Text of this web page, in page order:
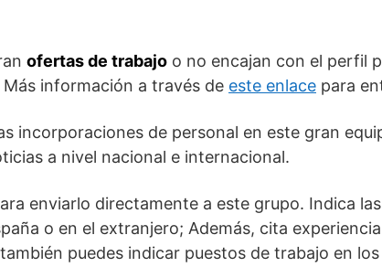
ofertas de trabajo o no encajan con el perfil
información a través de este enlace para
incorporaciones de personal en este gran
a nivel nacional e internacional.
enviarlo directamente a este grupo. Indica
o en el extranjero; Además, cita
puedes indicar puestos de trabajo en